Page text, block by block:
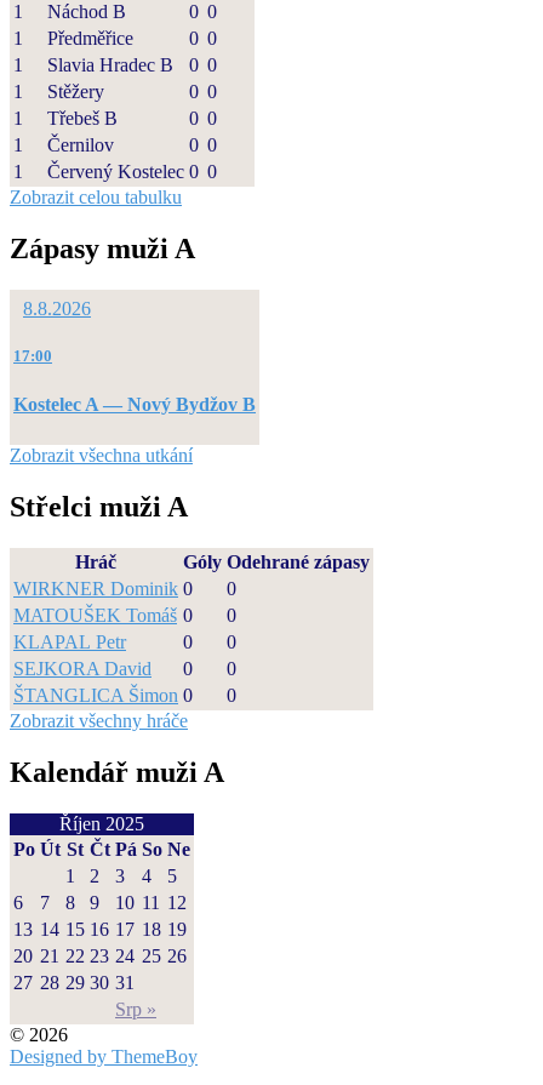
1
Náchod B 0 0
1
Předměřice 0 0
1
Slavia Hradec B 0 0
1
Stěžery 0 0
1
Třebeš B 0 0
1
Černilov 0 0
1
Červený Kostelec 0 0
Zobrazit celou tabulku
Zápasy muži A
8.8.2026
17:00
Kostelec A — Nový Bydžov B
Zobrazit všechna utkání
Střelci muži A
Hráč Góly Odehrané zápasy
WIRKNER Dominik 0
0
MATOUŠEK Tomáš 0
0
KLAPAL Petr
0
0
SEJKORA David
0
0
ŠTANGLICA Šimon 0
0
Zobrazit všechny hráče
Kalendář muži A
Říjen 2025
Po Út St Čt Pá So Ne
Srp »
1 2 3 4
5
6
7 8 9 10 11 12
13 14 15 16 17 18 19
20 21 22 23 24 25 26
27 28 29 30 31
© 2026
Designed by ThemeBoy